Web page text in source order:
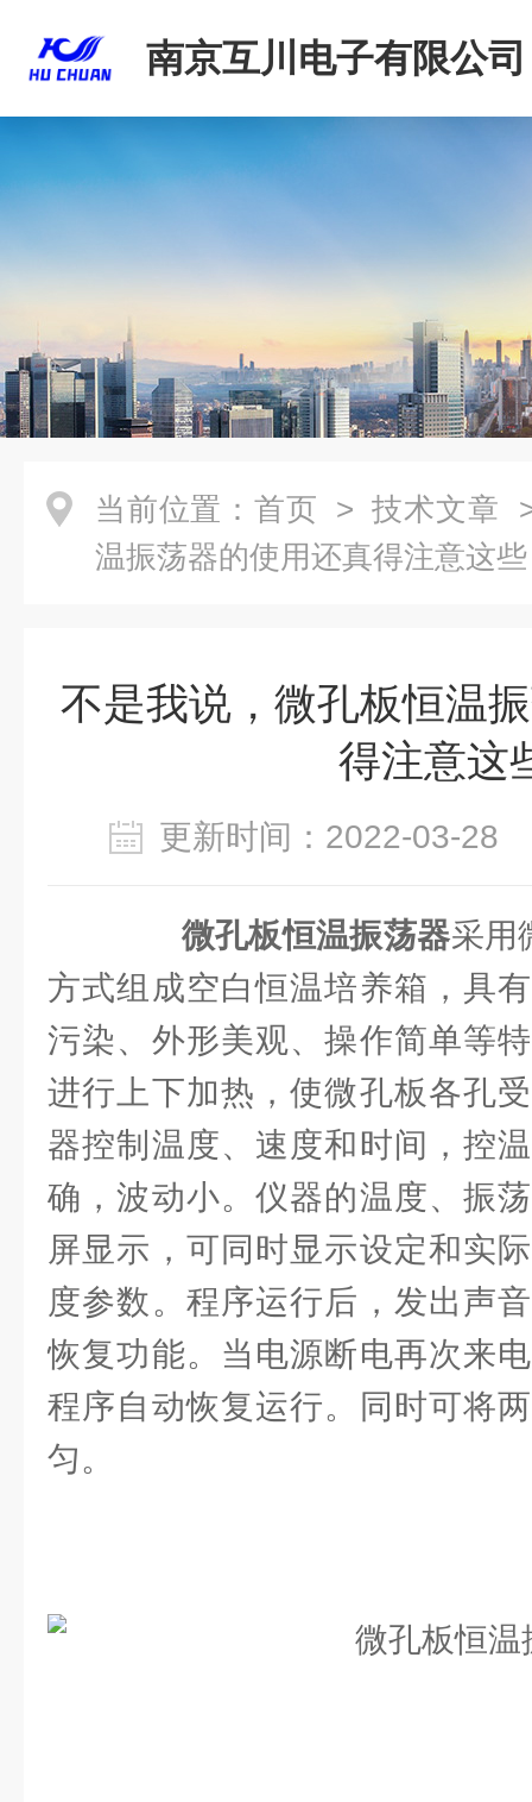
南京互川电子有限公司
当前位置： 首页 > 技术文章
温振荡器的使用还真得注意这些
不是我说，微孔板恒温
得注意这
更新时间：2022-03-
微孔板恒温振荡器采用
方式组成空白恒温培养箱，具
污染、外形美观、操作简单等
进行上下加热，使微孔板各孔
器控制温度、速度和时间，控
确，波动小。仪器的温度、振
屏显示，可同时显示设定和实
度参数。程序运行后，发出声
恢复功能。当电源断电再次来
程序自动恢复运行。同时可将
匀。